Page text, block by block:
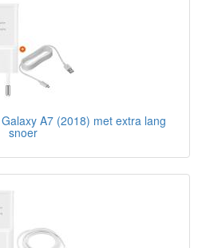
A7 (2018) met extra lang
snoer